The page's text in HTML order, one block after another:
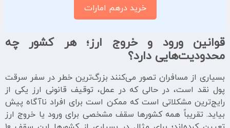
خرید درهم امارات
قوانین ورود و خروج ارز؛ هر کشور چه
محدودیت‌هایی دارد؟
بسیاری از مسافران تصور می‌کنند بزرگ‌ترین خطر در سفر سرقت
پول نقد است، در حالی که در عمل، توقیف قانونی ارز یکی از
رایج‌ترین مشکلاتی است که ممکن است برای افراد ناآگاه پیش
بیاید. تقریباً همه کشورها سقف مشخصی برای ورود یا خروج ارز